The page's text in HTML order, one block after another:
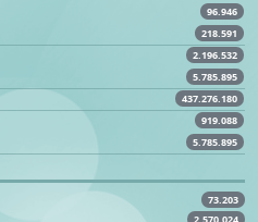
96.946
218.591
2.196.532
5.785.895
437.276.180
919.088
5.785.895
73.203